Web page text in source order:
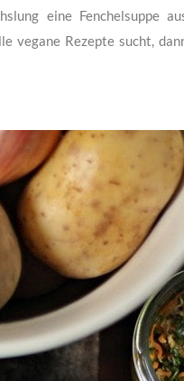
eine Fenchelsuppe
vegane Rezepte sucht,